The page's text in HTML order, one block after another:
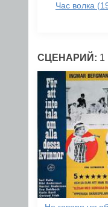
Час волка
СЦЕНАРИЙ: 1